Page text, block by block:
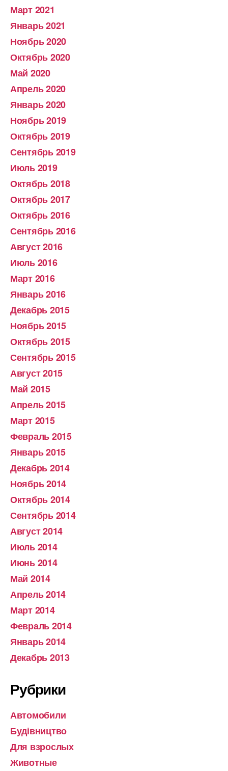
Март 2021
Январь 2021
Ноябрь 2020
Октябрь 2020
Май 2020
Апрель 2020
Январь 2020
Ноябрь 2019
Октябрь 2019
Сентябрь 2019
Июль 2019
Октябрь 2018
Октябрь 2017
Октябрь 2016
Сентябрь 2016
Август 2016
Июль 2016
Март 2016
Январь 2016
Декабрь 2015
Ноябрь 2015
Октябрь 2015
Сентябрь 2015
Август 2015
Май 2015
Апрель 2015
Март 2015
Февраль 2015
Январь 2015
Декабрь 2014
Ноябрь 2014
Октябрь 2014
Сентябрь 2014
Август 2014
Июль 2014
Июнь 2014
Май 2014
Апрель 2014
Март 2014
Февраль 2014
Январь 2014
Декабрь 2013
Рубрики
Автомобили
Будівництво
Для взрослых
Животные